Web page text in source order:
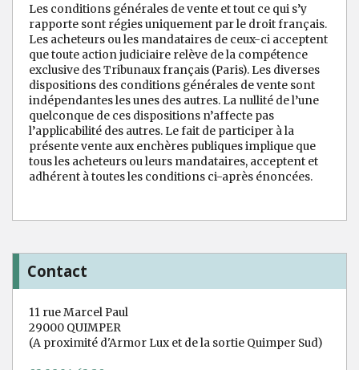
Les conditions générales de vente et tout ce qui s’y
rapporte sont régies uniquement par le droit français.
Les acheteurs ou les mandataires de ceux-ci acceptent
que toute action judiciaire relève de la compétence
exclusive des Tribunaux français (Paris). Les diverses
dispositions des conditions générales de vente sont
indépendantes les unes des autres. La nullité de l’une
quelconque de ces dispositions n’affecte pas
l’applicabilité des autres. Le fait de participer à la
présente vente aux enchères publiques implique que
tous les acheteurs ou leurs mandataires, acceptent et
adhérent à toutes les conditions ci-après énoncées.
Contact
11 rue Marcel Paul
29000 QUIMPER
(A proximité d'Armor Lux et de la sortie Quimper Sud)